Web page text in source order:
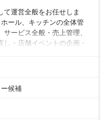
て運営全般をお任せしま
ール、キッチンの全体管
ービス全般・売上管理、
・店舗イベントの企画・
お任せしますので、徐々
ーくのレストランでは、
ています。配膳ロボット
候補